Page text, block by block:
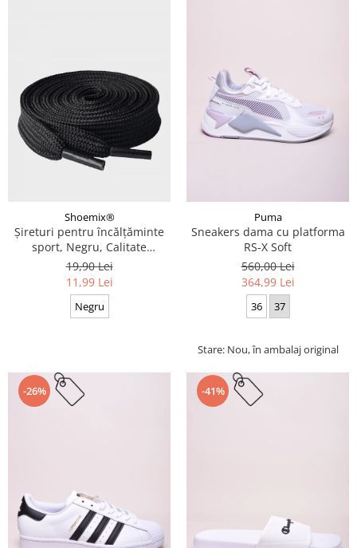
Shoemix®
Șireturi pentru încălțăminte
sport, Negru, Calitate
premium, 110 cm x 0.8 cm
19,90 Lei
11,99 Lei
Negru
Puma
Sneakers dama cu platforma
RS-X Soft
560,00 Lei
364,99 Lei
36 37
Stare: Nou, în ambalaj original
-26% -41%